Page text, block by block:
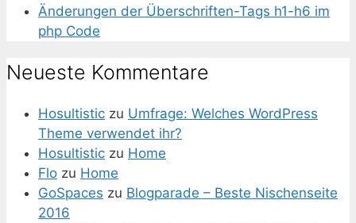
Änderungen der Überschriften-Tags h1-h6 im
php Code
Neueste Kommentare
Hosultistic zu Umfrage: Welches WordPress
Theme verwendet ihr?
Hosultistic zu Home
Flo zu Home
GoSpaces zu Blogparade – Beste Nischenseite
2016